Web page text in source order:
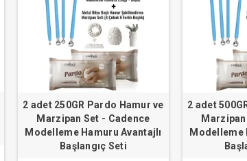
2 adet 250GR Pardo Hamur ve
Marzipan Set - Cadence
Modelleme Hamuru Avantajlı
Başlangıç Seti
2 adet
Modelleme